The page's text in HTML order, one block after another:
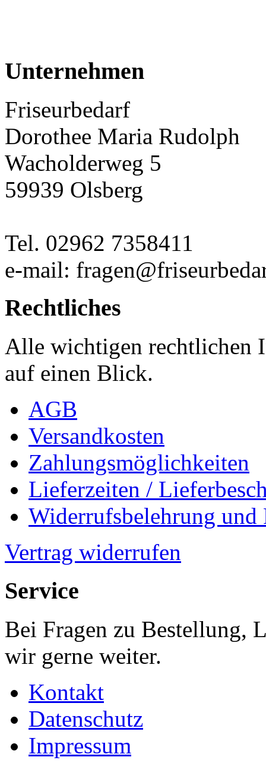
Unternehmen
Friseurbedarf
Dorothee Maria Rudolph
Wacholderweg 5
59939 Olsberg
Tel. 02962 7358411
e-mail:
Rechtliches
Alle wichtigen rechtlichen
auf einen Blick.
AGB
Versandkosten
Zahlungsmöglichkeiten
Lieferzeiten /
Widerrufsbelehrung und
Vertrag widerrufen
Service
Bei Fragen zu Bestellung,
wir gerne weiter.
Kontakt
Datenschutz
Impressum